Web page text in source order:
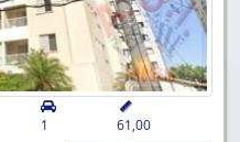
1

61,00